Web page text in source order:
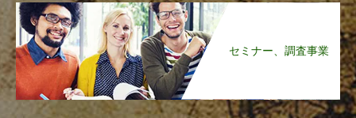
セミナー、調査事業